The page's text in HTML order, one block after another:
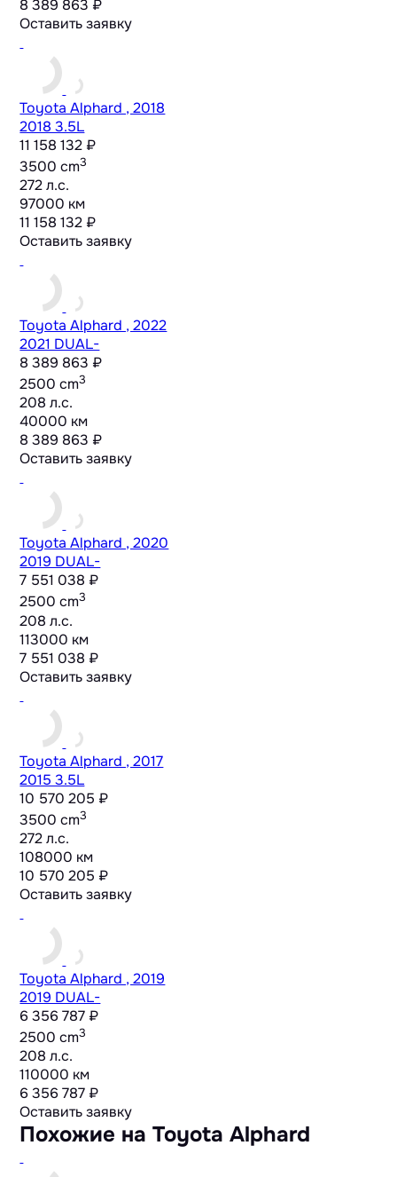
8 389 863 ₽
Оставить заявку
Toyota Alphard , 2018
2018 3.5L
11 158 132 ₽
3500 cm3
272 л.с.
97000 км
11 158 132 ₽
Оставить заявку
Toyota Alphard , 2022
2021 DUAL-
8 389 863 ₽
2500 cm3
208 л.с.
40000 км
8 389 863 ₽
Оставить заявку
Toyota Alphard , 2020
2019 DUAL-
7 551 038 ₽
2500 cm3
208 л.с.
113000 км
7 551 038 ₽
Оставить заявку
Toyota Alphard , 2017
2015 3.5L
10 570 205 ₽
3500 cm3
272 л.с.
108000 км
10 570 205 ₽
Оставить заявку
Toyota Alphard , 2019
2019 DUAL-
6 356 787 ₽
2500 cm3
208 л.с.
110000 км
6 356 787 ₽
Оставить заявку
Похожие на Toyota Alphard